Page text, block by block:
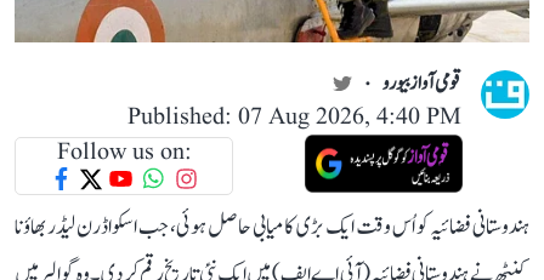
قومی آواز بیورو
Published: 07 Aug 2026, 4:40 PM
Follow us on:
ہندوستانی فضائیہ کو اُس وقت ایک بڑی کامیابی حاصل ہوئی، جب اسکواڈرن لیڈر بھاؤنا